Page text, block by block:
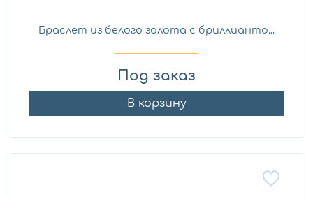
Браслет из белого золота с бриллианто...
Под заказ
В корзину